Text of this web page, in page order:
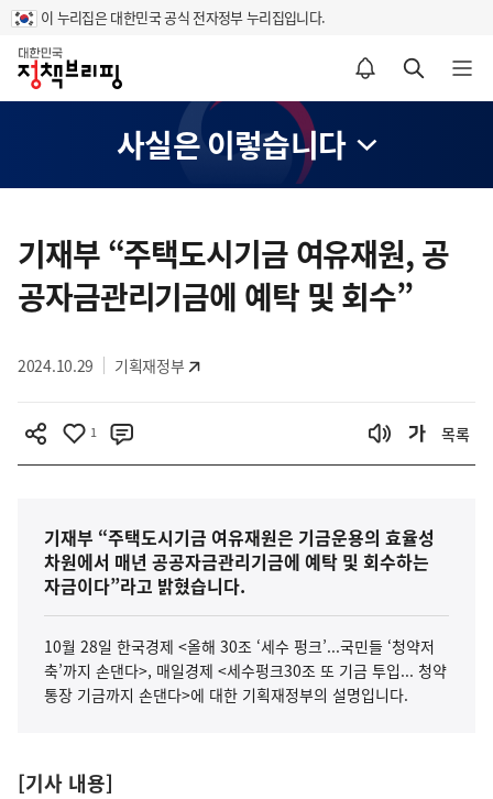
이 누리집은 대한민국 공식 전자정부 누리집입니다.
홈
알림설정 바로가기 검색 바로가기 메뉴 열기
사실은 이렇습니다
텐
츠
영
기재부 “주택도시기금 여유재원, 공
공자금관리기금에 예탁 및 회수”
2024.10.29 기획재정부
1 목록
기재부 “주택도시기금 여유재원은 기금운용의 효율성
차원에서 매년 공공자금관리기금에 예탁 및 회수하는
자금이다”라고 밝혔습니다.
10월 28일 한국경제 <올해 30조 ‘세수 펑크’...국민들 ‘청약저
축’까지 손댄다>, 매일경제 <세수펑크30조 또 기금 투입... 청약
통장 기금까지 손댄다>에 대한 기획재정부의 설명입니다.
[기사 내용]